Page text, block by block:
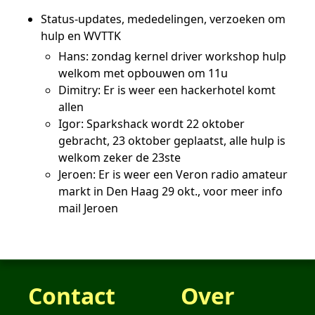
Status-updates, mededelingen, verzoeken om
hulp en WVTTK
Hans: zondag kernel driver workshop hulp
welkom met opbouwen om 11u
Dimitry: Er is weer een hackerhotel komt
allen
Igor: Sparkshack wordt 22 oktober
gebracht, 23 oktober geplaatst, alle hulp is
welkom zeker de 23ste
Jeroen: Er is weer een Veron radio amateur
markt in Den Haag 29 okt., voor meer info
mail Jeroen
Contact Over